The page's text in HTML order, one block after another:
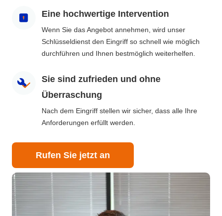
Eine hochwertige Intervention
Wenn Sie das Angebot annehmen, wird unser
Schlüsseldienst den Eingriff so schnell wie möglich
durchführen und Ihnen bestmöglich weiterhelfen.
Sie sind zufrieden und ohne
Überraschung
Nach dem Eingriff stellen wir sicher, dass alle Ihre
Anforderungen erfüllt werden.
Rufen Sie jetzt an